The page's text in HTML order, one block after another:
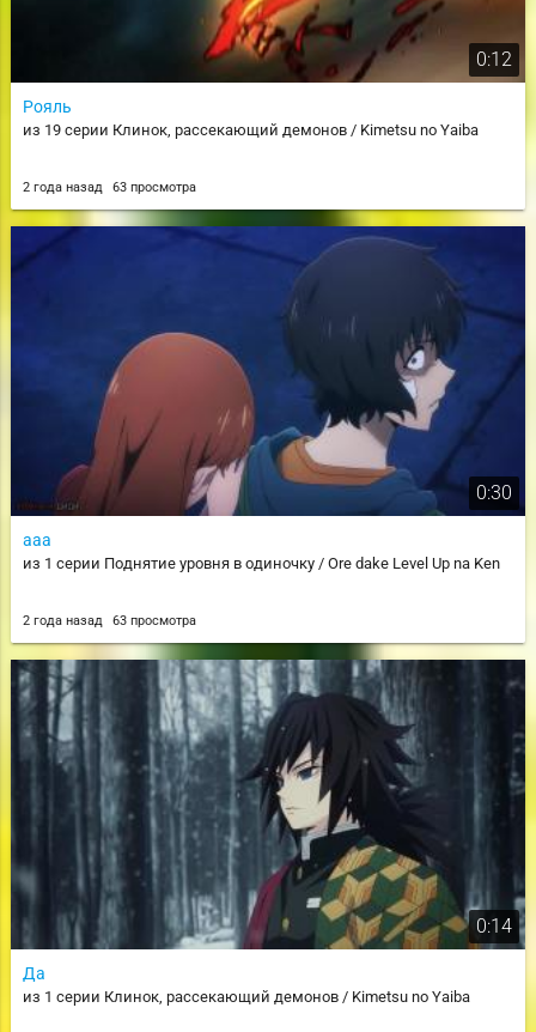
0:12
Рояль
из 19 серии Клинок, рассекающий демонов / Kimetsu no Yaiba
2 года назад 63 просмотра
0:30
ааа
из 1 серии Поднятие уровня в одиночку / Ore dake Level Up na Ken
2 года назад 63 просмотра
0:14
Да
из 1 серии Клинок, рассекающий демонов / Kimetsu no Yaiba